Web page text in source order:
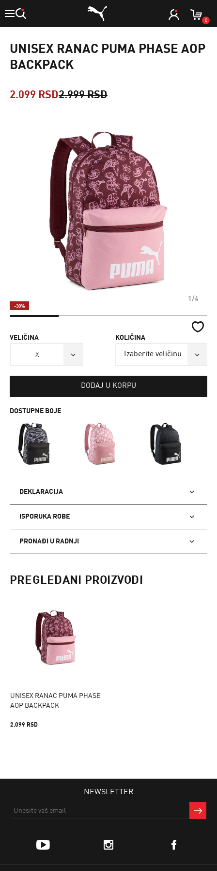
0
UNISEX RANAC PUMA PHASE AOP
BACKPACK
2.099 RSD2.999 RSD
1/4
-30%
VELIČINA
X
KOLIČINA
DODAJ U KORPU
DOSTUPNE BOJE
DEKLARACIJA
ISPORUKA ROBE
PRONAĐI U RADNJI
PREGLEDANI PROIZVODI
UNISEX RANAC PUMA PHASE
AOP BACKPACK
2.099 RSD
NEWSLETTER